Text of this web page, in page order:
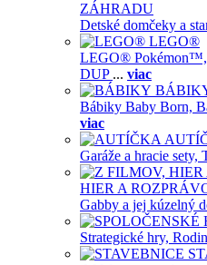
ZÁHRADU
Detské domčeky a
LEGO®
LEGO® Pokémon™,
DUP ... viac
Bábiky Baby Born,
viac
Garáže a hracie sety,
HIER A
Gabby a jej kúzelný
Strategické hry,